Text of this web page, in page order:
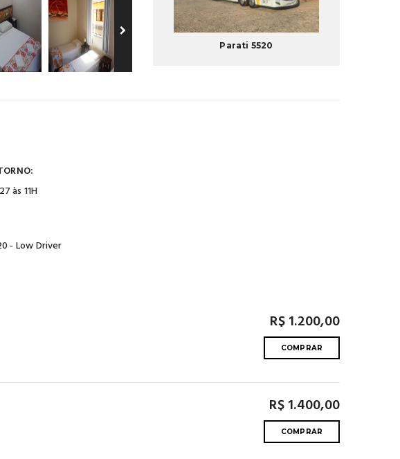
Parati 5520
às 11H
- Low Driver
R$ 1.200,00
COMPRAR
R$ 1.400,00
COMPRAR